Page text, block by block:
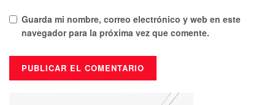
Guarda mi nombre, correo electrónico y web en este
navegador para la próxima vez que comente.